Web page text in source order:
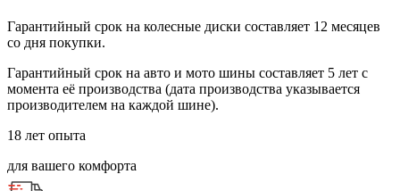
Гарантийный срок на колесные диски составляет 12 месяцев
со дня покупки.
Гарантийный срок на авто и мото шины составляет 5 лет с
момента её производства (дата производства указывается
производителем на каждой шине).
18 лет опыта
для вашего комфорта